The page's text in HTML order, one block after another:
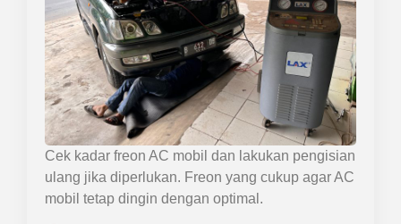
Cek kadar freon AC mobil dan lakukan pengisian
ulang jika diperlukan. Freon yang cukup agar AC
mobil tetap dingin dengan optimal.